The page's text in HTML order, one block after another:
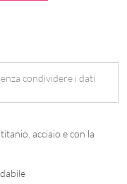
condividere i dati
acciaio e con la